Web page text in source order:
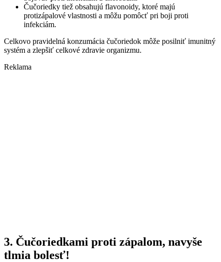
Čučoriedky tiež obsahujú flavonoidy, ktoré majú
protizápalové vlastnosti a môžu pomôcť pri boji proti
infekciám.
Celkovo pravidelná konzumácia čučoriedok môže posilniť imunitný
systém a zlepšiť celkové zdravie organizmu.
Reklama
3. Čučoriedkami proti zápalom, navyše
tlmia bolesť!